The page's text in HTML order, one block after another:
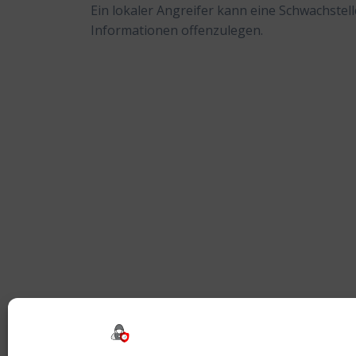
Ein lokaler Angreifer kann eine
Informationen offenzulegen.